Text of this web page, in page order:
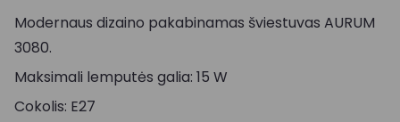
Modernaus dizaino pakabinamas šviestuvas AURUM
3080.
Maksimali lemputės galia: 15 W
Cokolis: E27